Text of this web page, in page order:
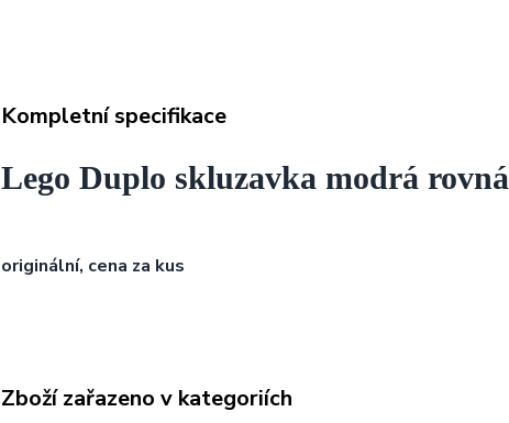
Kompletní specifikace
Lego Duplo skluzavka modrá rovná
originální, cena za kus
Zboží zařazeno v kategoriích